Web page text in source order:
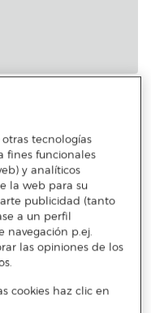
otras tecnologías
fines funcionales
y analíticos
la web para su
publicidad (tanto
a un perfil
p.ej.
las opiniones de los
cookies haz clic en